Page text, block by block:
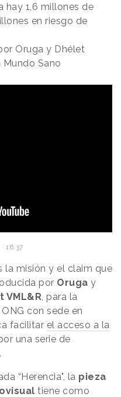
hay 1,6 millones de
en riesgo de
Oruga y Dhélet
Sano
16:37
la misión y el claim que
por Oruga y
VML&R , para la
ONG con sede en
facilitar el acceso a la
una serie de
“Herencia", la pieza
tiene como